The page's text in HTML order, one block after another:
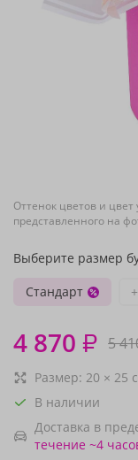
Оттенок цветов и цвет
представленного на
Выберите размер
Стандарт
4 870 ₽ 5
Размер: 20 × 25
В наличии
Доставка в
течение ~4